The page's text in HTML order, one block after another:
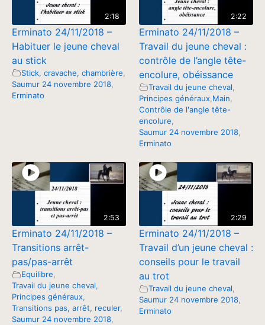
2:18
Erminato 24/11/2018 –
Habituer le jeune cheval
au stick
Stick, cravache, chambrière
Saumur 24 novembre 2018
Erminato
2:22
Erminato 24/11/2018 –
Travail du jeune cheval :
contrôle de l’angle tête-
encolure, obéissance
Travail du jeune cheval
Principes généraux, Main
Contrôle de l'angle tête-
encolure
Saumur 24 novembre 2018,
Erminato
2:53
Erminato 24/11/2018 –
Transitions arrêt-
pas/pas-arrêt
Equilibre
Travail du jeune cheval
Principes généraux
Transitions pas, arrêt, reculer,
Saumur 24 novembre 2018
2:29
Erminato 24/11/2018 –
Travail d’un jeune cheval :
conseils pour le travail
au trot
Travail du jeune cheval
Saumur 24 novembre 2018,
Erminato